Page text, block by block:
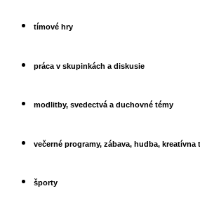
tímové hry
práca v skupinkách a diskusie
modlitby, svedectvá a duchovné témy
večerné programy, zábava, hudba, kreatívna
športy